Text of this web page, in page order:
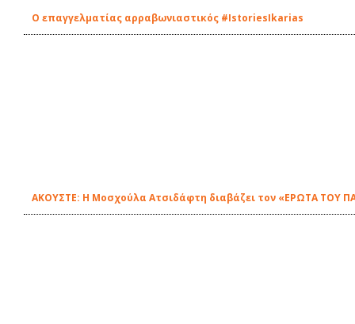
Ο επαγγελματίας αρραβωνιαστικός #IstoriesIkarias
ΑΚΟΥΣΤΕ: Η Μοσχούλα Ατσιδάφτη διαβάζει τον «ΕΡΩΤΑ ΤΟΥ